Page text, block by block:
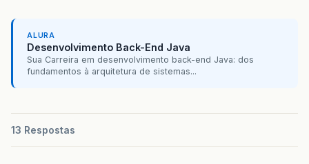
ALURA
Desenvolvimento Back-End Java
Sua Carreira em desenvolvimento back-end Java: dos
fundamentos à arquitetura de sistemas...
13 Respostas